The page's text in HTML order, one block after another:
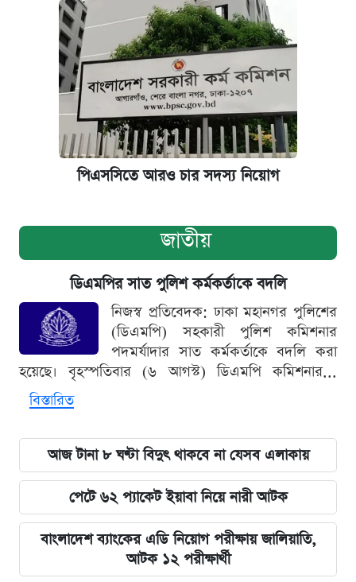
পিএসসিতে আরও চার সদস্য নিয়োগ
জাতীয়
ডিএমপির সাত পুলিশ কর্মকর্তাকে বদলি
নিজস্ব প্রতিবেদক: ঢাকা মহানগর পুলিশের
(ডিএমপি) সহকারী পুলিশ কমিশনার
পদমর্যাদার সাত কর্মকর্তাকে বদলি করা
হয়েছে। বৃহস্পতিবার (৬ আগস্ট) ডিএমপি কমিশনার...
বিস্তারিত
আজ টানা ৮ ঘণ্টা বিদুৎ থাকবে না যেসব এলাকায়
পেটে ৬২ প্যাকেট ইয়াবা নিয়ে নারী আটক
বাংলাদেশ ব্যাংকের এডি নিয়োগ পরীক্ষায় জালিয়াতি,
আটক ১২ পরীক্ষার্থী